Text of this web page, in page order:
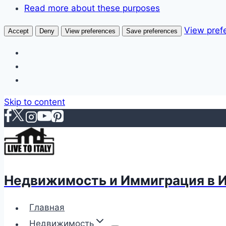
Read more about these purposes
Accept Deny View preferences Save preferences View
Skip to content
Недвижимость и Иммиграция в
Главная
Недвижимость